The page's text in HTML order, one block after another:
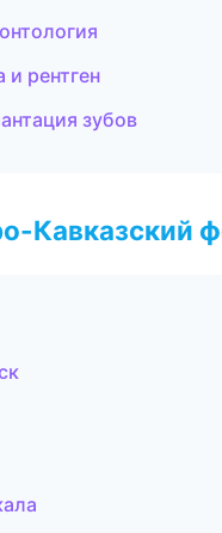
рентген
зубов
Кавказский